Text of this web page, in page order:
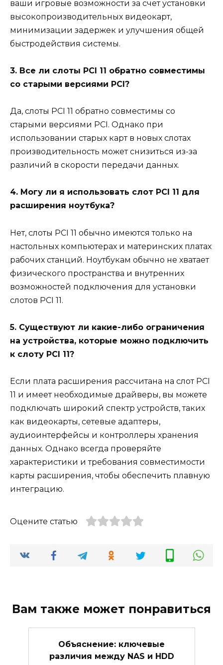
ваши игровые возможности за счет установки
высокопроизводительных видеокарт,
минимизации задержек и улучшения общей
быстродействия системы.
3. Все ли слоты PCI 11 обратно совместимы
со старыми версиями PCI?
Да, слоты PCI 11 обратно совместимы со
старыми версиями PCI. Однако при
использовании старых карт в новых слотах
производительность может снизиться из-за
различий в скорости передачи данных.
4. Могу ли я использовать слот PCI 11 для
расширения ноутбука?
Нет, слоты PCI 11 обычно имеются только на
настольных компьютерах и материнских платах
рабочих станций. Ноутбукам обычно не хватает
физического пространства и внутренних
возможностей подключения для установки
слотов PCI 11.
5. Существуют ли какие-либо ограничения
на устройства, которые можно подключить
к слоту PCI 11?
Если плата расширения рассчитана на слот PCI
11 и имеет необходимые драйверы, вы можете
подключать широкий спектр устройств, таких
как видеокарты, сетевые адаптеры,
аудиоинтерфейсы и контроллеры хранения
данных. Однако всегда проверяйте
характеристики и требования совместимости
карты расширения, чтобы обеспечить плавную
интеграцию.
Оцените статью
Вам также может понравиться
Объяснение: ключевые
различия между NAS и HDD